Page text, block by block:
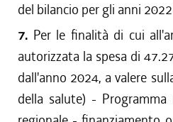
del bilancio per gli anni
7. Per le finalità di cui
autorizzata la spesa di
dall'anno 2024, a valere
della salute) -